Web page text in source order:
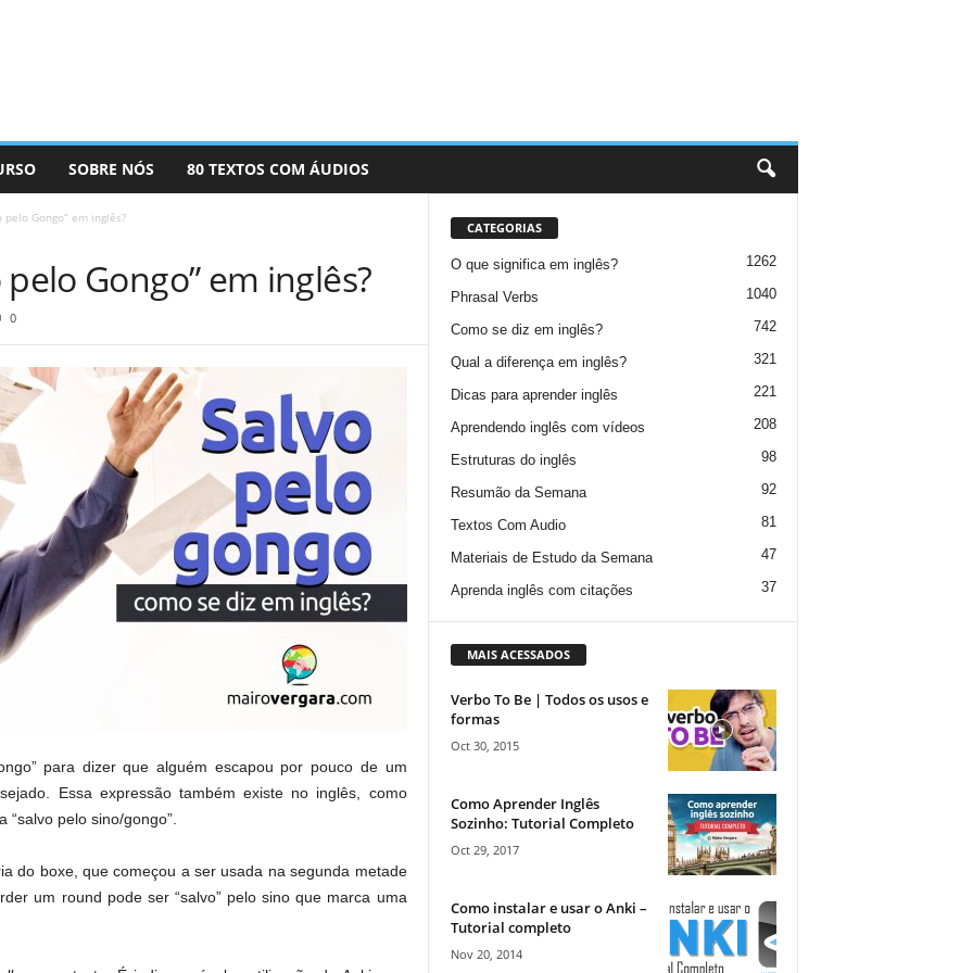
SOBRE NÓS 80 TEXTOS COM ÁUDIOS
pelo Gongo” em inglês?
Gongo” em inglês?
0
para dizer que alguém escapou por pouco de um
Essa expressão também existe no inglês, como
pelo sino/gongo”.
do boxe, que começou a ser usada na segunda metade
um round pode ser “salvo” pelo sino que marca uma
CATEGORIAS
O que significa em inglês? 1262
Phrasal Verbs 1040
Como se diz em inglês? 742
Qual a diferença em inglês? 321
Dicas para aprender inglês 221
Aprendendo inglês com vídeos 208
Estruturas do inglês 98
Resumão da Semana 92
Textos Com Audio 81
Materiais de Estudo da Semana 47
Aprenda inglês com citações 37
MAIS ACESSADOS
Verbo To Be | Todos os usos e
formas
Oct 30, 2015
Como Aprender Inglês
Sozinho: Tutorial Completo
Oct 29, 2017
Como instalar e usar o Anki –
Tutorial completo
Nov 20, 2014